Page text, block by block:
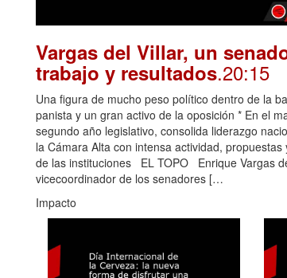
Vargas del Villar, un
trabajo y resultados.20:15
Una figura de mucho peso político dentro de la
panista y un gran activo de la oposición * En el
segundo año legislativo, consolida liderazgo
la Cámara Alta con intensa actividad, propuestas
de las instituciones EL TOPO Enrique Vargas
vicecoordinador de los senadores […
Impacto